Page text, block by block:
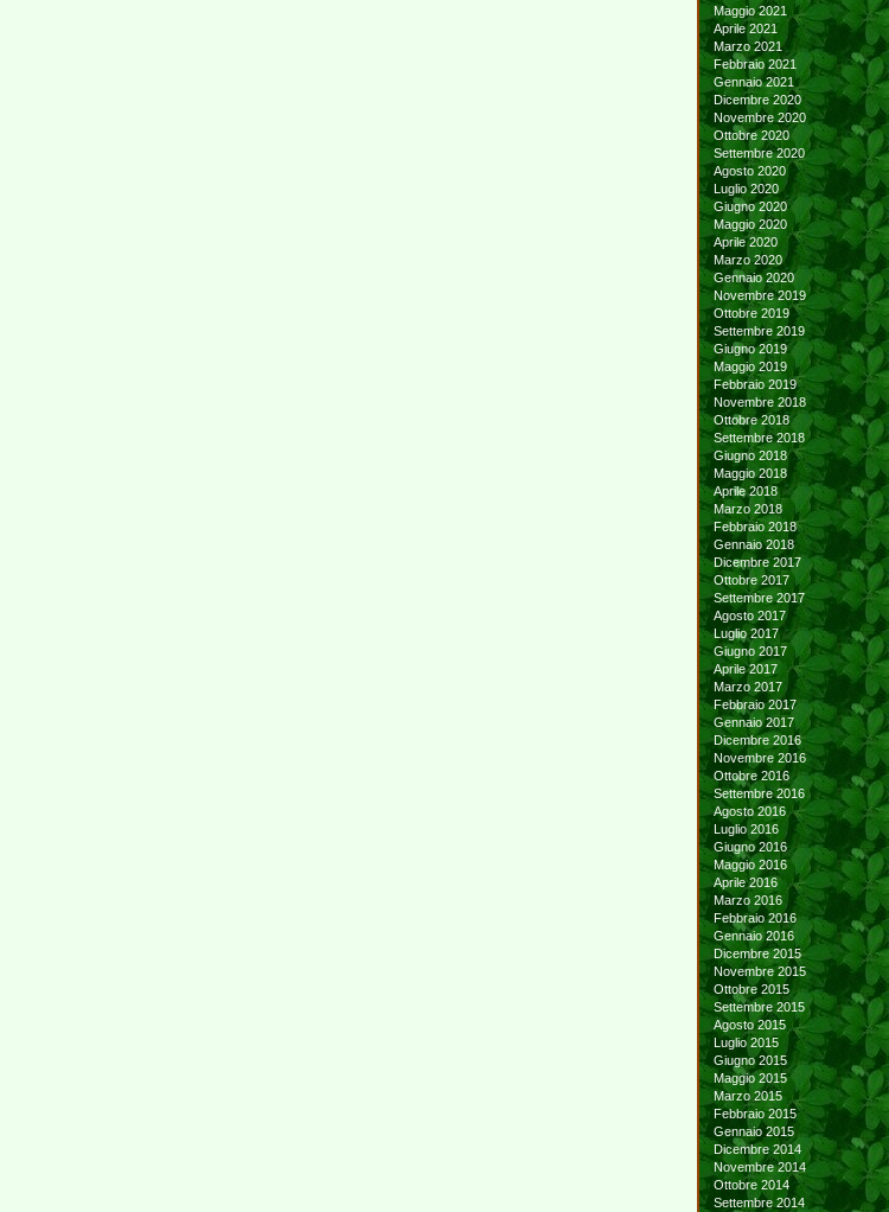
Maggio 2021
Aprile 2021
Marzo 2021
Febbraio 2021
Gennaio 2021
Dicembre 2020
Novembre 2020
Ottobre 2020
Settembre 2020
Agosto 2020
Luglio 2020
Giugno 2020
Maggio 2020
Aprile 2020
Marzo 2020
Gennaio 2020
Novembre 2019
Ottobre 2019
Settembre 2019
Giugno 2019
Maggio 2019
Febbraio 2019
Novembre 2018
Ottobre 2018
Settembre 2018
Giugno 2018
Maggio 2018
Aprile 2018
Marzo 2018
Febbraio 2018
Gennaio 2018
Dicembre 2017
Ottobre 2017
Settembre 2017
Agosto 2017
Luglio 2017
Giugno 2017
Aprile 2017
Marzo 2017
Febbraio 2017
Gennaio 2017
Dicembre 2016
Novembre 2016
Ottobre 2016
Settembre 2016
Agosto 2016
Luglio 2016
Giugno 2016
Maggio 2016
Aprile 2016
Marzo 2016
Febbraio 2016
Gennaio 2016
Dicembre 2015
Novembre 2015
Ottobre 2015
Settembre 2015
Agosto 2015
Luglio 2015
Giugno 2015
Maggio 2015
Marzo 2015
Febbraio 2015
Gennaio 2015
Dicembre 2014
Novembre 2014
Ottobre 2014
Settembre 2014